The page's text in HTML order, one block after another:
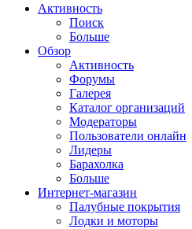
Активность
Поиск
Больше
Обзор
Активность
Форумы
Галерея
Каталог организаций
Модераторы
Пользователи онлайн
Лидеры
Барахолка
Больше
Интернет-магазин
Палубные покрытия
Лодки и моторы